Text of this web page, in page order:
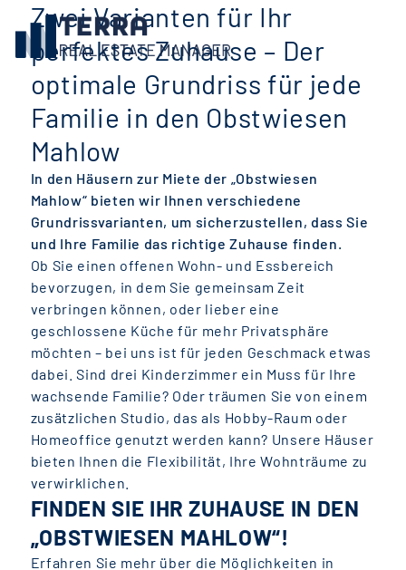
Zwei Varianten für Ihr
perfektes Zuhause – Der
optimale Grundriss für jede
Familie in den Obstwiesen
Mahlow
In den Häusern zur Miete der „Obstwiesen
Mahlow“ bieten wir Ihnen verschiedene
Grundrissvarianten, um sicherzustellen, dass Sie
und Ihre Familie das richtige Zuhause finden.
Ob Sie einen offenen Wohn- und Essbereich
bevorzugen, in dem Sie gemeinsam Zeit
verbringen können, oder lieber eine
geschlossene Küche für mehr Privatsphäre
möchten – bei uns ist für jeden Geschmack etwas
dabei. Sind drei Kinderzimmer ein Muss für Ihre
wachsende Familie? Oder träumen Sie von einem
zusätzlichen Studio, das als Hobby-Raum oder
Homeoffice genutzt werden kann? Unsere Häuser
bieten Ihnen die Flexibilität, Ihre Wohnträume zu
verwirklichen.
FINDEN SIE IHR ZUHAUSE IN DEN
„OBSTWIESEN MAHLOW“!
Erfahren Sie mehr über die Möglichkeiten in